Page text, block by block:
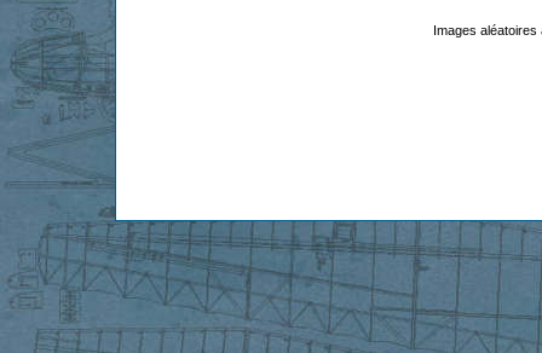
Images aléatoires